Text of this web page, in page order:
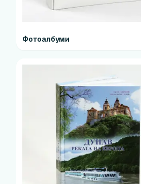
Фотоалбуми